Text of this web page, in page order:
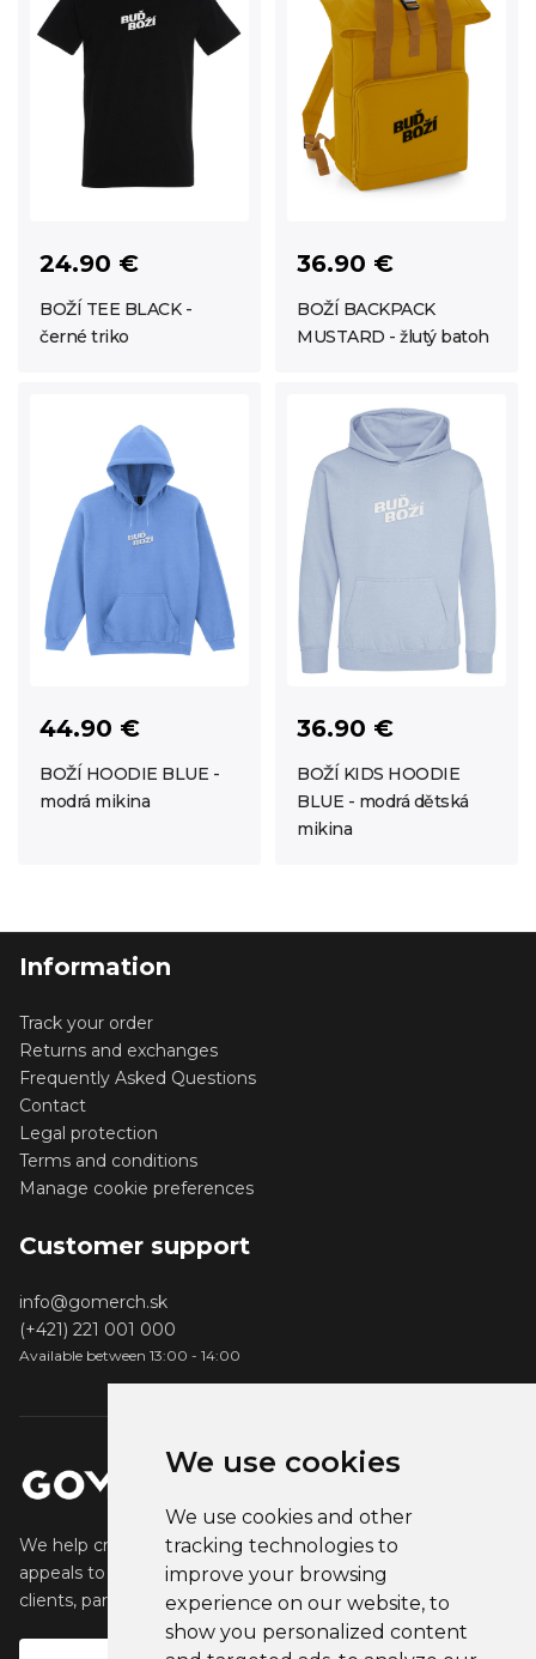
We use cookies
We use cookies and other
tracking technologies to
improve your browsing
experience on our website, to
show you personalized content
24.90 €
BOŽÍ TEE BLACK -
černé triko
36.90 €
BOŽÍ BACKPACK
MUSTARD - žlutý batoh
44.90 €
BOŽÍ HOODIE BLUE -
modrá mikina
36.90 €
BOŽÍ KIDS HOODIE
BLUE - modrá dětská
mikina
Information
Track your order
Returns and exchanges
Frequently Asked Questions
Contact
Legal protection
Terms and conditions
Manage cookie preferences
Customer support
info@gomerch.sk
(+421) 221 001 000
Available between 13:00 - 14:00
We help creators create and sell popular merchandise that
appeals to their fans. We help businesses engage their
clients, partners and employees.